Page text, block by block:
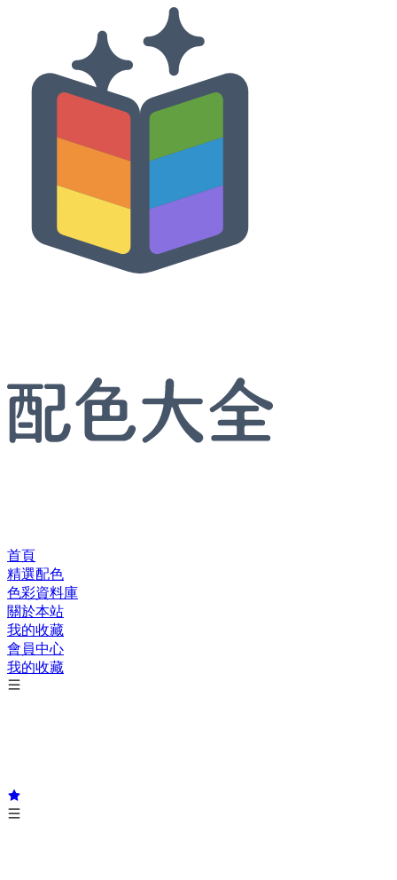
首頁
精選配色
色彩資料庫
關於本站
我的收藏
會員中心
我的收藏